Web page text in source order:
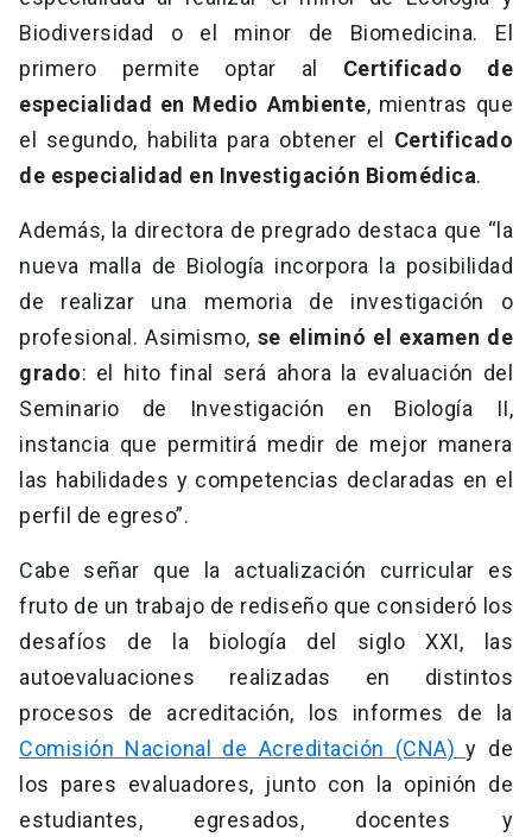
Biodiversidad o el minor de Biomedicina. El
primero permite optar al Certificado de
especialidad en Medio Ambiente, mientras que
el segundo, habilita para obtener el Certificado
de especialidad en Investigación Biomédica.
Además, la directora de pregrado destaca que “la
nueva malla de Biología incorpora la posibilidad
de realizar una memoria de investigación o
profesional. Asimismo, se eliminó el examen de
grado: el hito final será ahora la evaluación del
Seminario de Investigación en Biología II,
instancia que permitirá medir de mejor manera
las habilidades y competencias declaradas en el
perfil de egreso”.
Cabe señar que la actualización curricular es
fruto de un trabajo de rediseño que consideró los
desafíos de la biología del siglo XXI, las
autoevaluaciones realizadas en distintos
procesos de acreditación, los informes de la
Comisión Nacional de Acreditación (CNA)y de
los pares evaluadores, junto con la opinión de
estudiantes, egresados, docentes y